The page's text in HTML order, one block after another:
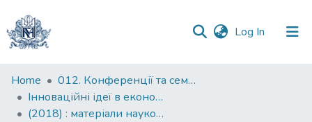
Log In (current)
Communities
&
Collections
Home
012. Конференції та семінари НаУКМА
Інноваційні ідеї в економічній науці: пошуки вирішення сучасних проблем: матеріали науково-практичної конференції
(2018) : матеріали науково-практичної конференції, 19-20 квітня 2018 року